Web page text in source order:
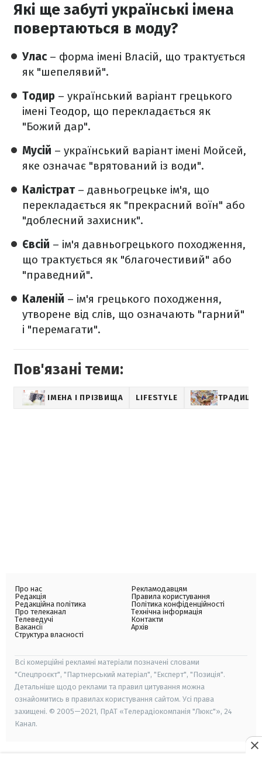
Які ще забуті українські імена
повертаються в моду?
Улас– форма імені Власій, що трактується
як "шепелявий".
Тодир – український варіант грецького
імені Теодор, що перекладається як
"Божий дар".
Мусій – український варіант імені Мойсей,
яке означає "врятований із води".
Калістрат– давньогрецьке ім'я, що
перекладається як "прекрасний воїн" або
"доблесний захисник".
Євсій – ім'я давньогрецького походження,
що трактується як "благочестивий" або
"праведний".
Каленій – ім'я грецького походження,
утворене від слів, що означають "гарний"
і "перемагати".
Пов'язані теми:
ІМЕНА І ПРІЗВИЩА LIFESTYLE ТРАДИЦІЇ
Про нас
Редакція
Редакційна політика
Про телеканал
Телеведучі
Вакансії
Структура власності
Рекламодавцям
Правила користування
Політика конфіденційності
Технічна інформація
Контакти
Архів
Всі комерційні рекламні матеріали позначені словами
"Спецпроєкт", "Партнерський матеріал", "Експерт", "Позиція".
Детальніше щодо реклами та правил цитування можна
ознайомитись в правилах користування сайтом. Усі права
захищені. © 2005—2021, ПрАТ «Телерадіокомпанія "Люкс"», 24
Канал.